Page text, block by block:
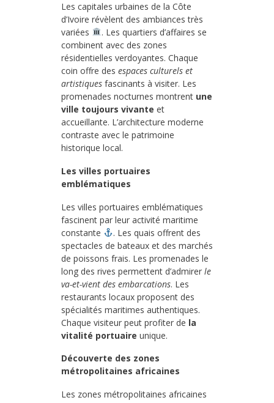
Les capitales urbaines de la Côte
d’Ivoire révèlent des ambiances très
variées
. Les quartiers d’affaires se
combinent avec des zones
résidentielles verdoyantes. Chaque
coin offre des espaces culturels et
artistiques fascinants à visiter. Les
promenades nocturnes montrent une
ville toujours vivante et
accueillante. L’architecture moderne
contraste avec le patrimoine
historique local.
Les villes portuaires
emblématiques
Les villes portuaires emblématiques
fascinent par leur activité maritime
constante
. Les quais offrent des
spectacles de bateaux et des marchés
de poissons frais. Les promenades le
long des rives permettent d’admirer le
va-et-vient des embarcations. Les
restaurants locaux proposent des
spécialités maritimes authentiques.
Chaque visiteur peut profiter de la
vitalité portuaire unique.
Découverte des zones
métropolitaines africaines
Les zones métropolitaines africaines